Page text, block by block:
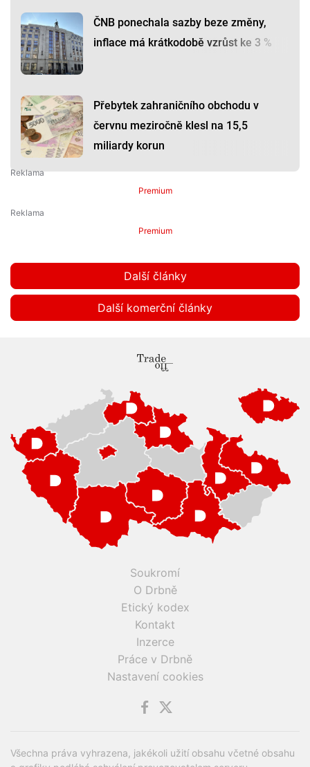
ČNB ponechala sazby beze změny,
inflace má krátkodobě vzrůst ke 3 %
Přebytek zahraničního obchodu v
červnu meziročně klesl na 15,5
miliardy korun
Premium
Premium
Další články
Další komerční články
Soukromí
O Drbně
Etický kodex
Kontakt
Inzerce
Práce v Drbně
Nastavení cookies
Všechna práva vyhrazena, jakékoli užití obsahu včetné obsahu